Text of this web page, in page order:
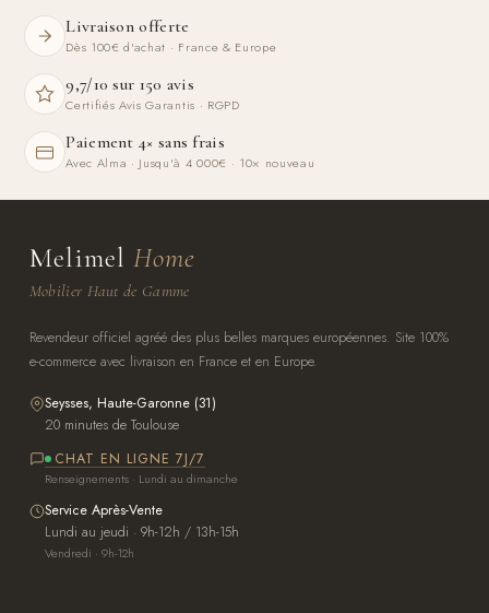
Livraison offerte
Dès 100€ d'achat · France & Europe
9,7/10 sur 150 avis
Certifiés Avis Garantis · RGPD
Paiement 4× sans frais
Avec Alma · Jusqu'à 4 000€ · 10× nouveau
Melimel Home
Mobilier Haut de Gamme
Revendeur officiel agréé des plus belles marques européennes. Site 100%
e-commerce avec livraison en France et en Europe.
Seysses, Haute-Garonne (31)
20 minutes de Toulouse
CHAT EN LIGNE 7J/7
Renseignements · Lundi au dimanche
Service Après-Vente
Lundi au jeudi · 9h-12h / 13h-15h
Vendredi · 9h-12h